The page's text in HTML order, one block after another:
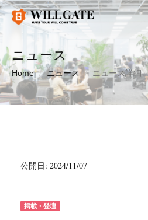
ニュース
Home ニュース ニュース詳細
公開日: 2024/11/07
掲載・登壇